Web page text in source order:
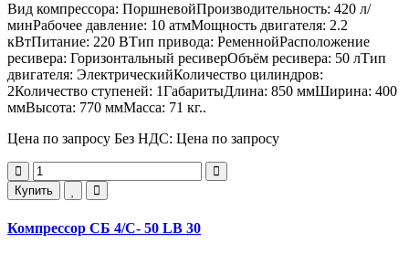
Вид компрессора: ПоршневойПроизводительность: 420 л/
минРабочее давление: 10 атмМощность двигателя: 2.2
кВтПитание: 220 ВТип привода: РеменнойРасположение
ресивера: Горизонтальный ресиверОбъём ресивера: 50 лТип
двигателя: ЭлектрическийКоличество цилиндров:
2Количество ступеней: 1ГабаритыДлина: 850 ммШирина: 400
ммВысота: 770 ммМасса: 71 кг..
Цена по запросу Без НДС: Цена по запросу
Купить
Компрессор СБ 4/С- 50 LB 30